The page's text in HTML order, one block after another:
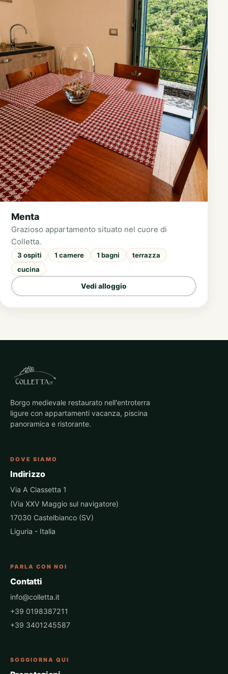
Menta
Grazioso appartamento situato nel cuore di
Colletta.
3 ospiti 1 camere 1 bagni
terrazza
cucina
Vedi alloggio
Borgo medievale restaurato nell'entroterra
ligure con appartamenti vacanza, piscina
panoramica e ristorante.
DOVE SIAMO
Indirizzo
Via A Ciassetta 1
(Via XXV Maggio sul navigatore)
17030 Castelbianco (SV)
Liguria - Italia
PARLA CON NOI
Contatti
info@colletta.it
+39 0198387211
+39 3401245587
SOGGIORNA QUI